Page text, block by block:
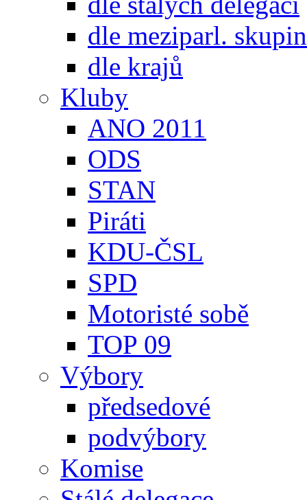
dle meziparl. skupin
dle krajů
Kluby
ANO 2011
ODS
STAN
Piráti
KDU-ČSL
SPD
Motoristé sobě
TOP 09
Výbory
předsedové
podvýbory
Komise